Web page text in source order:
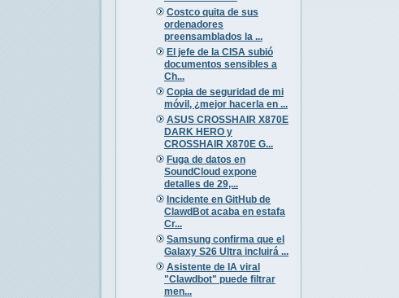
Costco quita de sus
ordenadores
preensamblados la ...
El jefe de la CISA subió
documentos sensibles a
Ch...
Copia de seguridad de mi
móvil, ¿mejor hacerla en ...
ASUS CROSSHAIR X870E
DARK HERO y
CROSSHAIR X870E G...
Fuga de datos en
SoundCloud expone
detalles de 29,...
Incidente en GitHub de
ClawdBot acaba en estafa
Cr...
Samsung confirma que el
Galaxy S26 Ultra incluirá ...
Asistente de IA viral
"Clawdbot" puede filtrar
men...